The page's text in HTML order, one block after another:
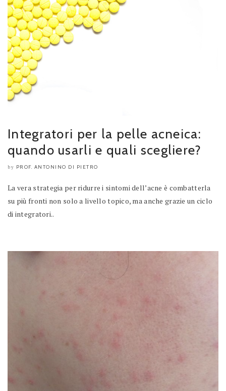
Integratori per la pelle acneica:
quando usarli e quali scegliere?
by PROF. ANTONINO DI PIETRO
La vera strategia per ridurre i sintomi dell’acne è combatterla
su più fronti non solo a livello topico, ma anche grazie un ciclo
di integratori..